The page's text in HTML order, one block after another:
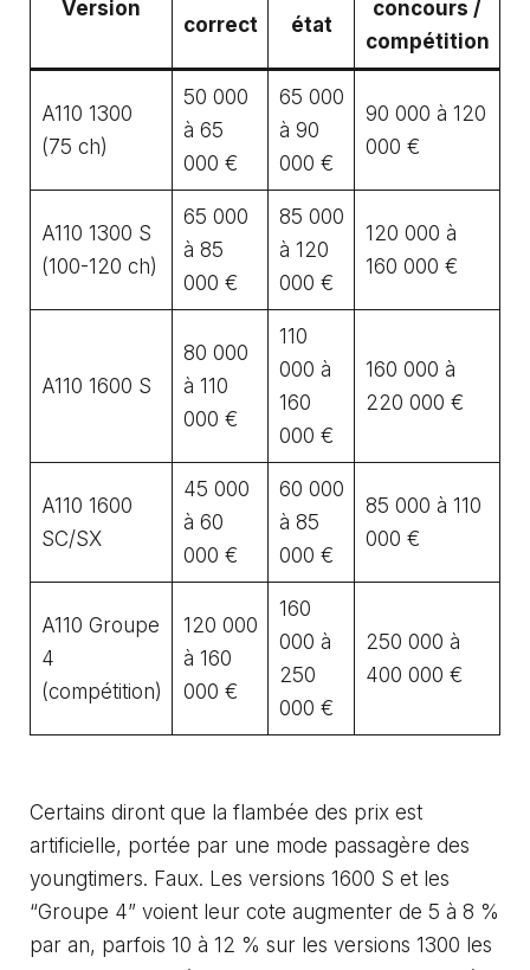
Version
correct
état
concours /
compétition
A110 1300
(75 ch)
50 000
à 65
000 €
65 000
à 90
000 €
90 000 à 120
000 €
A110 1300 S
(100-120 ch)
65 000
à 85
000 €
85 000
à 120
000 €
120 000 à
160 000 €
A110 1600 S
80 000
à 110
000 €
110
000 à
160
000 €
160 000 à
220 000 €
A110 1600
SC/SX
45 000
à 60
000 €
60 000
à 85
000 €
85 000 à 110
000 €
A110 Groupe
4
(compétition)
120 000
à 160
000 €
160
000 à
250
000 €
250 000 à
400 000 €
Certains diront que la flambée des prix est
artificielle, portée par une mode passagère des
youngtimers. Faux. Les versions 1600 S et les
“Groupe 4” voient leur cote augmenter de 5 à 8 %
par an, parfois 10 à 12 % sur les versions 1300 les